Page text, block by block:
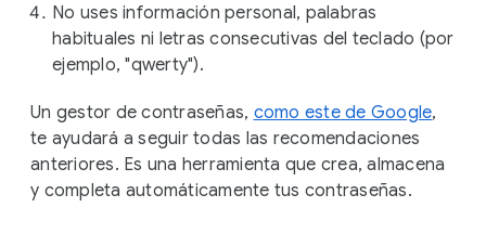
No uses información personal, palabras
habituales ni letras consecutivas del teclado (por
ejemplo, "qwerty").
Un gestor de contraseñas, como este de Google,
te ayudará a seguir todas las recomendaciones
anteriores. Es una herramienta que crea, almacena
y completa automáticamente tus contraseñas.